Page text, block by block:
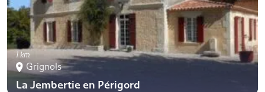
1 km
Grignols
La Jembertie en Périgord